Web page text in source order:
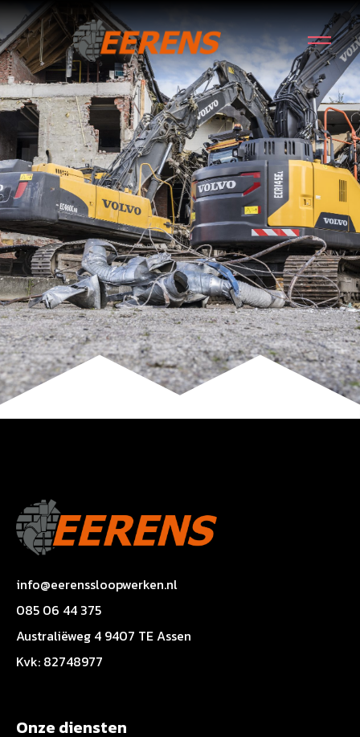
info@eerenssloopwerken.nl
085 06 44 375
Australiëweg 4 9407 TE Assen
Kvk: 82748977
Onze diensten